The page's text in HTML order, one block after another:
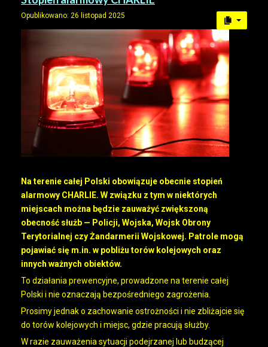
Opublikowano: 26 listopad 2025
Na terenie całej Polski obowiązuje obecnie stopień
alarmowy CHARLIE. W związku z tym w niektórych
miejscach można będzie zauważyć zwiększoną
obecność służb — Policji, Wojska, Wojsk Obrony
Terytorialnej czy Żandarmerii Wojskowej. Patrole mogą
pojawiać się m.in. w pobliżu torów kolejowych oraz
innych ważnych obiektów.
To działania prewencyjne, prowadzone na terenie całej
Polski i nie oznaczają bezpośredniego zagrożenia.
Prosimy jednak o zachowanie ostrożności i nie zbliżajcie się
do torów kolejowych i miejsc, gdzie pracują służby.
W razie zauważenia sytuacji podejrzanej lub budzącej